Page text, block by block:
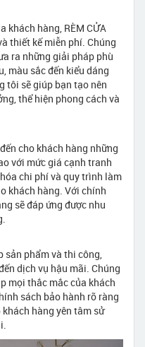
khách hàng, RÈM CỬA
thiết kế miễn phí. Chúng
ra những giải pháp phù
màu sắc đến kiểu dáng
tôi sẽ giúp bạn tạo nên
thể hiện phong cách và
cho khách hàng những
với mức giá cạnh tranh
chi phí và quy trình làm
khách hàng. Với chính
sẽ đáp ứng được nhu
sản phẩm và thi công,
dịch vụ hậu mãi. Chúng
mọi thắc mắc của khách
sách bảo hành rõ ràng
hàng yên tâm sử